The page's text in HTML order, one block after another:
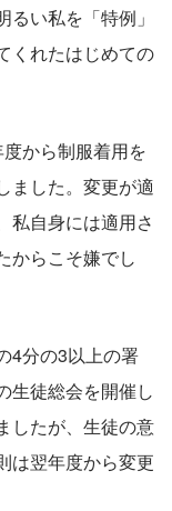
い私を「特例」
くれたはじめての
から制服着用を
ました。変更が適
私自身には適用さ
からこそ嫌でし
4分の3以上の署
生徒総会を開催し
したが、生徒の意
は翌年度から変更